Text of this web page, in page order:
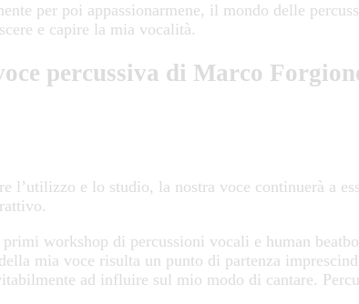
per poi appassionarmene, il mondo delle
e capire la mia vocalità.
percussiva di Marco
l’utilizzo e lo studio, la nostra voce continuerà a
workshop di percussioni vocali e human
mia voce risulta un punto di partenza
ad influire sul mio modo di cantare.